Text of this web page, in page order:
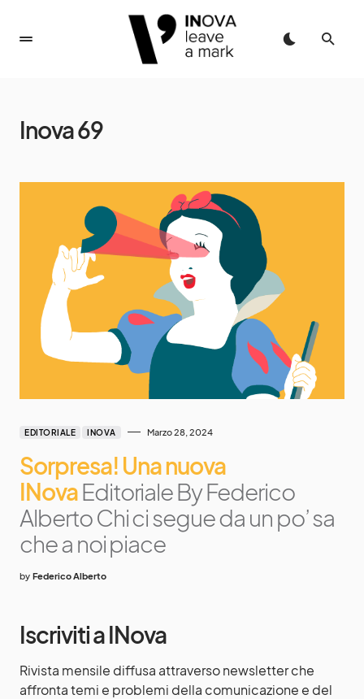
Inova 69
EDITORIALE INOVA Marzo 28, 2024
Sorpresa! Una nuova
INovaEditoriale By Federico
Alberto Chi ci segue da un po’ sa
che a noi piace
by Federico Alberto
Iscriviti a INova
Rivista mensile diffusa attraverso newsletter che
affronta temi e problemi della comunicazione e del